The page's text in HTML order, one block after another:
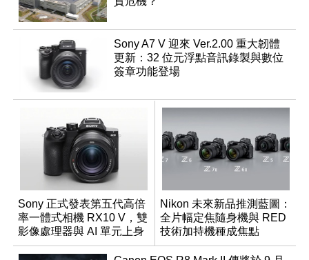
Sony A7 V 迎來 Ver.2.00 重大韌體
更新：32 位元浮點音訊錄製與數位
簽章功能登場
Sony 正式發表第五代高倍
率一體式相機 RX10 V，雙
影像處理器與 AI 單元上身
Nikon 未來新品推測藍圖：
全片幅定焦隨身機與 RED
技術加持機種成焦點